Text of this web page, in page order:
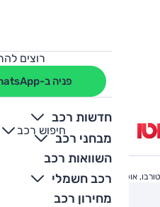
רוצים
פניה ב-WhatsApp
חדשות רכב
מבחני רכב
השוואות רכב
רכב חשמלי
מחירון רכב
חיפוש רכב
+
-